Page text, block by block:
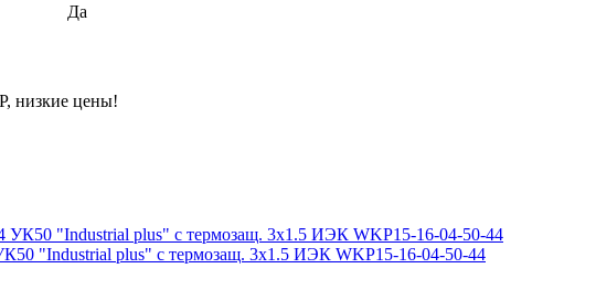
Да
низкие цены!
"Industrial plus" с термозащ. 3х1.5 ИЭК WKP15-16-04-50-44